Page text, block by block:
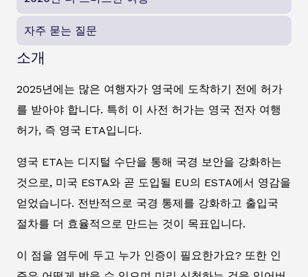
자주 묻는 질문
소개
2025년에는 많은 여행자가 영국에 도착하기 전에 허가
를 받아야 합니다. 특히 이 사전 허가는 영국 전자 여행
허가, 즉 영국 ETA입니다.
영국 ETA는 디지털 수단을 통해 국경 보안을 강화하는
것으로, 미국 ESTA와 곧 도입될 EU의 ESTA에서 영감을
얻었습니다. 전반적으로 국경 통제를 강화하고 출입국
절차를 더 효율적으로 만드는 것이 목표입니다.
이 점을 염두에 두고 누가 인증이 필요한가요? 또한 인